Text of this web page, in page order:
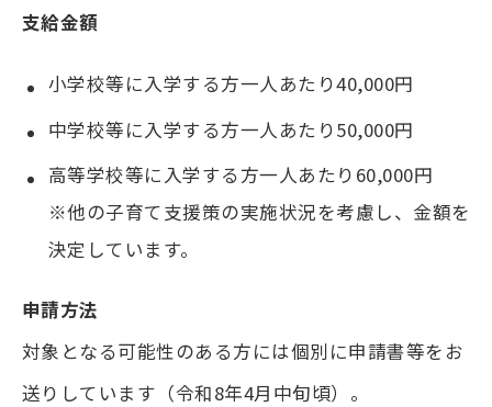
支給金額
小学校等に入学する方一人あたり40,000円
中学校等に入学する方一人あたり50,000円
高等学校等に入学する方一人あたり60,000円
※他の子育て支援策の実施状況を考慮し、金額を
決定しています。
申請方法
対象となる可能性のある方には個別に申請書等をお
送りしています（令和8年4月中旬頃）。